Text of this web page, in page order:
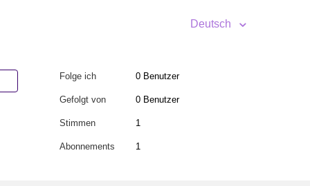
Deutsch
Folge ich 0 Benutzer
Gefolgt von 0 Benutzer
Stimmen 1
Abonnements 1